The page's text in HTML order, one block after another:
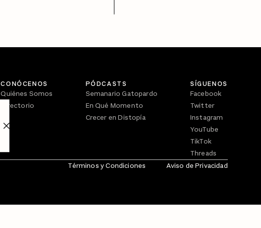
CONÓCENOS
Quiénes Somos
Directorio
PÓDCASTS
Semanario Gatopardo
En Qué Momento
Crecer en Distopía
SÍGUENOS
Facebook
Twitter
Instagram
YouTube
TikTok
Threads
Términos y Condiciones Aviso de Privacidad